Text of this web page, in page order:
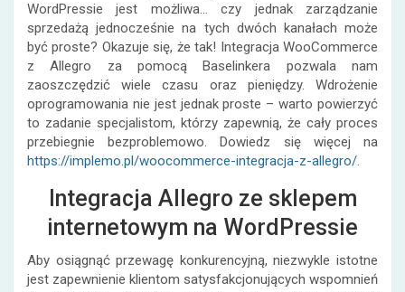
WordPressie jest możliwa… czy jednak zarządzanie
sprzedażą jednocześnie na tych dwóch kanałach może
być proste? Okazuje się, że tak! Integracja WooCommerce
z Allegro za pomocą Baselinkera pozwala nam
zaoszczędzić wiele czasu oraz pieniędzy. Wdrożenie
oprogramowania nie jest jednak proste – warto powierzyć
to zadanie specjalistom, którzy zapewnią, że cały proces
przebiegnie bezproblemowo. Dowiedz się więcej na
https://implemo.pl/woocommerce-integracja-z-allegro/.
Integracja Allegro ze sklepem
internetowym na WordPressie
Aby osiągnąć przewagę konkurencyjną, niezwykle istotne
jest zapewnienie klientom satysfakcjonujących wspomnień